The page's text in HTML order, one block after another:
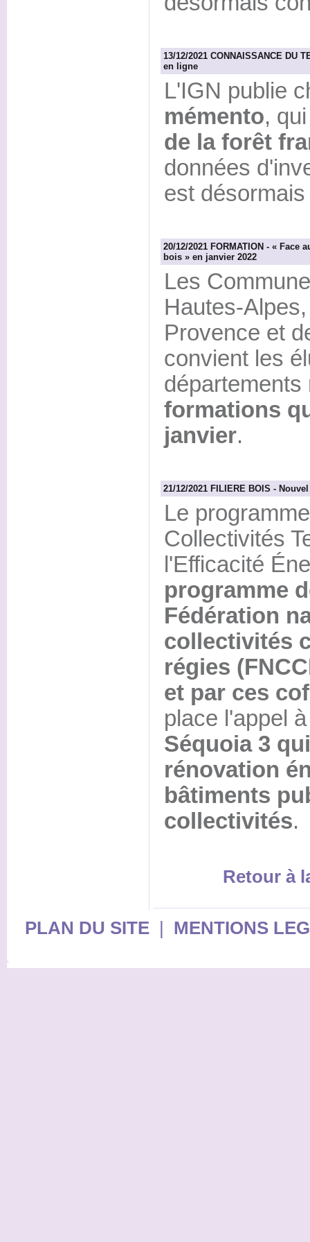
13/12/2021 CONNAISSANCE DU
en ligne
L'IGN publie
mémento,
de la forêt
données
est
20/12/2021 FORMATION - «
bois » en janvier 2022
Les
Hautes-
Provence et
convient les
formations
janvier.
21/12/2021 FILIERE BOIS -
Le
Collectivités
l'Efficacité
programme
Fédération
collectivités
régies
et par ces
place l'appel
Séquoia 3
rénovation
bâtiments
collectivités.
Retour à
PLAN DU SITE| MENTIONS